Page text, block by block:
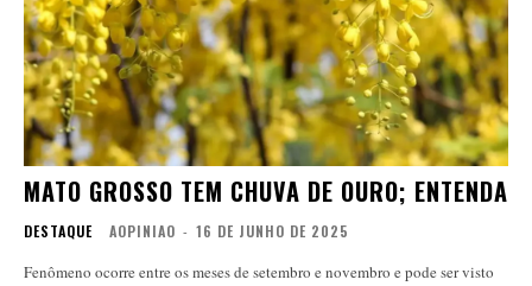
MATO GROSSO TEM CHUVA DE OURO; ENTENDA
DESTAQUE AOPINIAO - 16 DE JUNHO DE 2025
Fenômeno ocorre entre os meses de setembro e novembro e pode ser visto